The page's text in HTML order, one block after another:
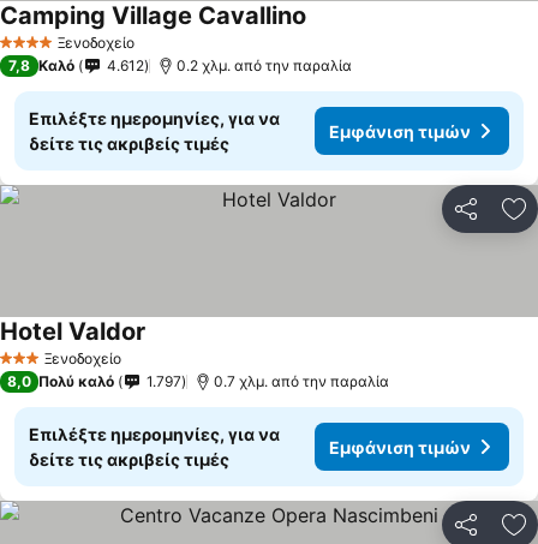
4 ΑστέριαΞενοδοχείο
Camping Village Cavallino
7,8 Καλό 4.612 0.2 χλμ. από την παραλία
Επιλέξτε ημερομηνίες, για να
δείτε τις ακριβείς τιμές
Εμφάνιση τιμών
3 ΑστέριαΞενοδοχείο
Hotel Valdor
8,0 Πολύ καλό 1.797 0.7 χλμ. από την παραλία
Επιλέξτε ημερομηνίες, για να
δείτε τις ακριβείς τιμές
Εμφάνιση τιμών